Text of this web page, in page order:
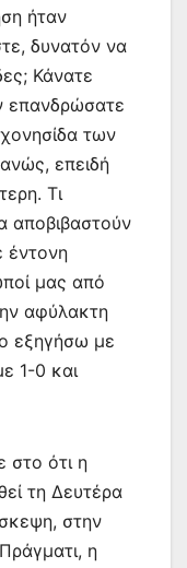
ήταν
δυνατόν να
Κάνατε
επανδρώσατε
των
επειδή
Τι
αποβιβαστούν
έντονη
μας από
αφύλακτη
εξηγήσω με
1-0 και
στο ότι η
τη Δευτέρα
στην
η